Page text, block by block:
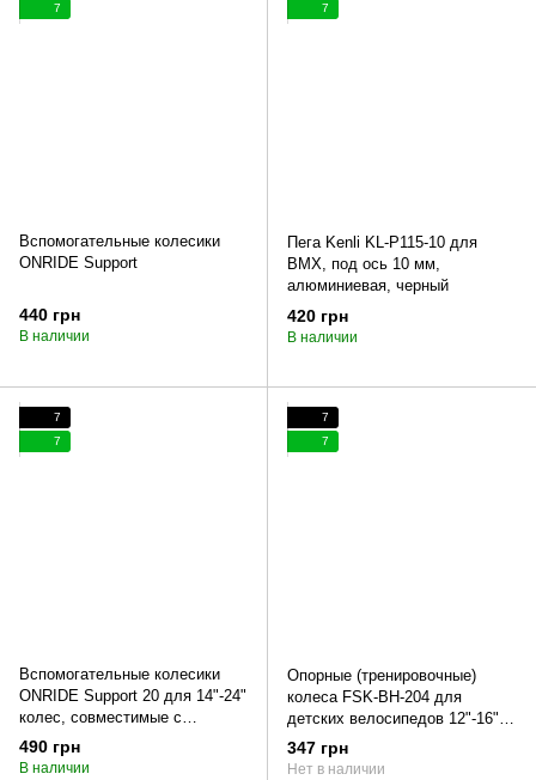
7
Вспомогательные колесики
ONRIDE Support
440 грн
В наличии
7
Пега Kenli KL-P115-10 для
BMX, под ось 10 мм,
алюминиевая, черный
420 грн
В наличии
7
7
Вспомогательные колесики
ONRIDE Support 20 для 14"-24"
колес, совместимые с
переключателями
490 грн
В наличии
7
7
Опорные (тренировочные)
колеса FSK-BH-204 для
детских велосипедов 12"-16"
белые с черным (белый с
черным)
347 грн
Нет в наличии